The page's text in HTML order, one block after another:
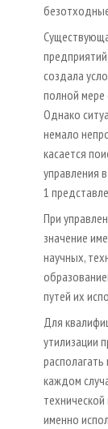
создала
полной мере
Однако
немало
касается
управления
1
При
значение
научных,
путей их
Для
утилизации
каждом
именно